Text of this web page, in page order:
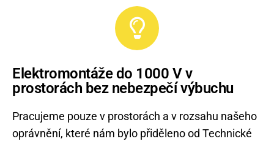
Elektromontáže do 1000 V v
prostorách bez nebezpečí výbuchu
Pracujeme pouze v prostorách a v rozsahu našeho
oprávnění, které nám bylo přiděleno od Technické